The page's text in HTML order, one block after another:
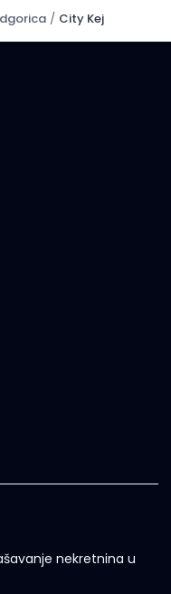
/ City Kej
nekretnina u